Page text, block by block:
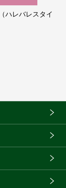
ハレバレスタイ